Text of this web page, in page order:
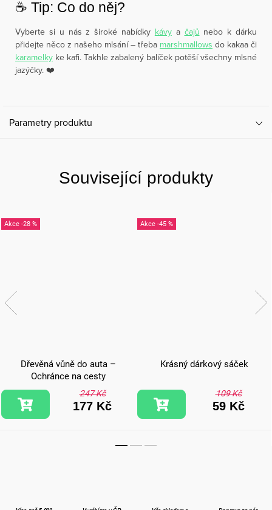
☕️ Tip: Co do něj?
Vyberte si u nás z široké nabídky kávya čajů nebo k dárku
přidejte něco z našeho mlsání – třeba marshmallows do kakaa či
karamelky ke kafi. Takhle zabalený balíček potěší všechny mlsné
jazýčky. ❤️
Parametry produktu
Související produkty
-28 %
Dřevěná vůně do auta –
Ochránce na cesty
247 Kč
177 Kč
-45 %
Krásný dárkový sáček
109 Kč
59 Kč